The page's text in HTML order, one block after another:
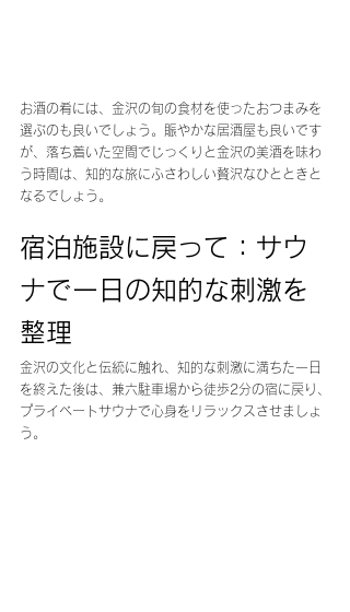
お酒の肴には、金沢の旬の食材を使ったおつまみを
選ぶのも良いでしょう。賑やかな居酒屋も良いです
が、落ち着いた空間でじっくりと金沢の美酒を味わ
う時間は、知的な旅にふさわしい贅沢なひとときと
なるでしょう。
宿泊施設に戻って：サウ
ナで一日の知的な刺激を
整理
金沢の文化と伝統に触れ、知的な刺激に満ちた一日
を終えた後は、兼六駐車場から徒歩2分の宿に戻り、
プライベートサウナで心身をリラックスさせましょ
う。